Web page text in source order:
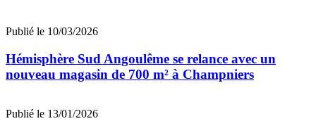
Publié le 10/03/2026
Hémisphère Sud Angoulême se relance avec un
nouveau magasin de 700 m² à Champniers
Publié le 13/01/2026